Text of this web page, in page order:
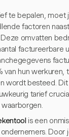
te bepalen, moet
factoren
omvatten
factureerbare
van hun werkuren,
wordt besteed.
tarief
is een
Door